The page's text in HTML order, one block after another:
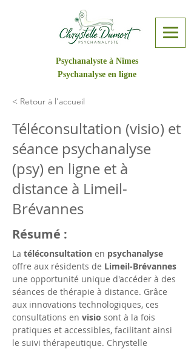
Psychanalyste à Nîmes
Psychanalyse en ligne
< Retour à l'accueil
Téléconsultation (visio) et
séance psychanalyse
(psy) en ligne et à
distance à Limeil-
Brévannes
Résumé :
La téléconsultation en psychanalyse
offre aux résidents de Limeil-Brévannes
une opportunité unique d'accéder à des
séances de thérapie à distance. Grâce
aux innovations technologiques, ces
consultations en visio sont à la fois
pratiques et accessibles, facilitant ainsi
le suivi thérapeutique. Chrystelle